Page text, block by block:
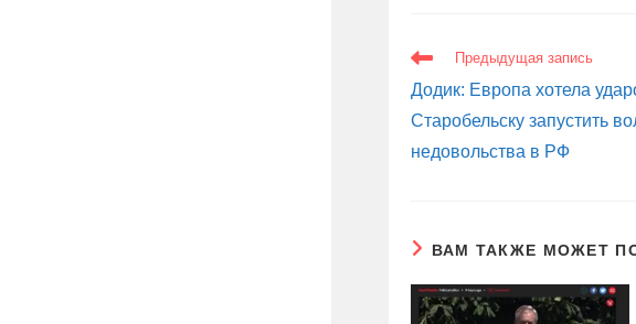
ЕЩЕ
СТАТЬИ
Предыдущая запись
Додик: Европа хотела
Старобельску запустить
недовольства в РФ
ВАМ ТАКЖЕ МОЖЕТ